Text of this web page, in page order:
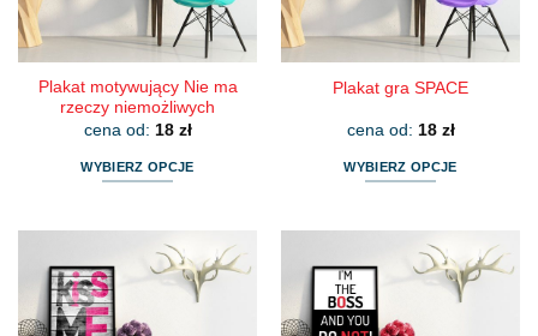
stronie
produktu
stronie
produktu
Plakat motywujący Nie ma
rzeczy niemożliwych
cena od: 18 zł
WYBIERZ OPCJE
wiele
wariantów.
Opcje
Plakat gra SPACE
cena od: 18 zł
WYBIERZ OPCJE
wiele
wariantów.
Opcje